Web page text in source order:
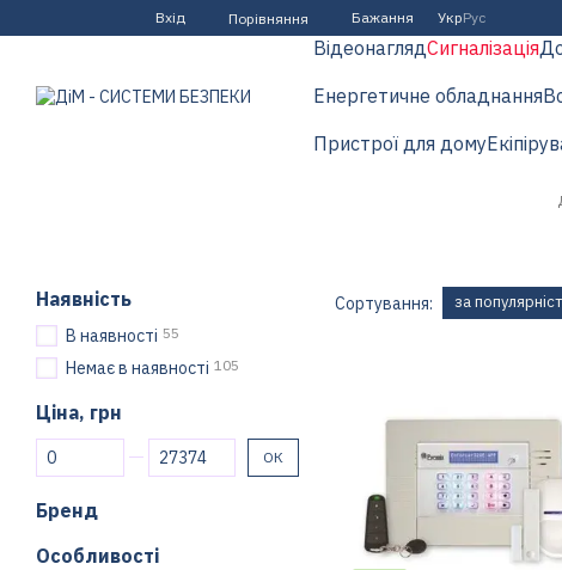
Перейти до основного контенту
Вхід Порівняння Бажання УкрРус
ВідеонаглядСигналізація
Енергетичне обладнання
Пристрої для дому
Сортування: за
Наявність
В наявності 55
Немає в наявності 105
Ціна, грн
Від Ціна, грн
До Ціна, грн ОК
Бренд
Особливості